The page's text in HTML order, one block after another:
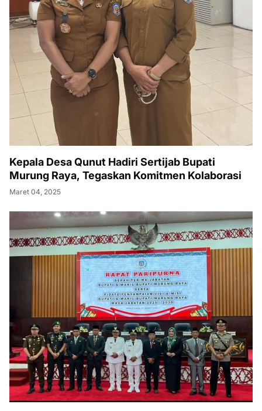
Kepala Desa Qunut Hadiri Sertijab Bupati
Murung Raya, Tegaskan Komitmen Kolaborasi
Maret 04, 2025